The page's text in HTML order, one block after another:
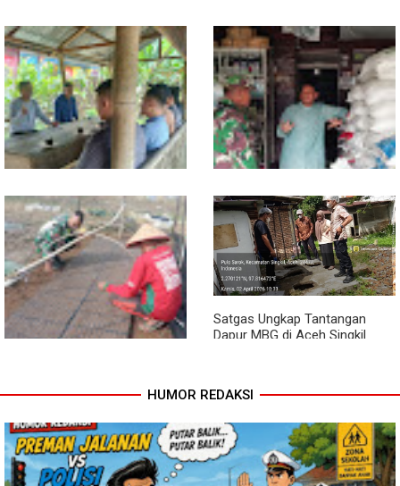
Semangat Gotong Royong,
Babinsa dan Warga Bersihkan
Penampungan Air Masjid
Perwira Polri
Sambil Ngopi, Plh. Pasiter
Kodim 0118/Subulussalam
Beri Motivasi Pemuda Calon
Peserta Seleksi Komcad
Lewat Komsos, Babinsa
Rundeng Pantau Stok dan
Harga Pupuk
Kembangkan Semangka
Satgas Ungkap Tantangan
Dapur MBG di Aceh Singkil
HUMOR REDAKSI